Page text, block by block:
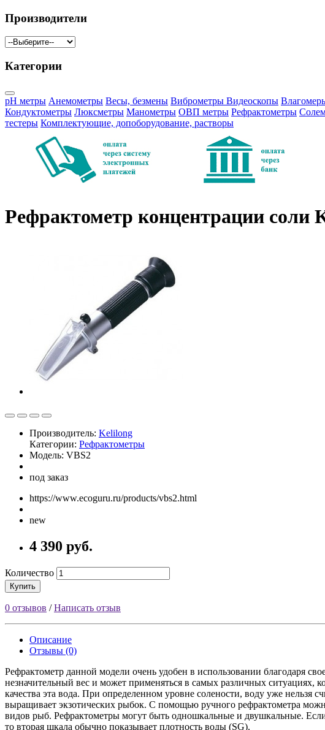
Производители
Категории
pH метры Анемометры Весы, безмены Виброметры Видеоскопы
Кондуктометры Люксметры Манометры ОВП метры Рефрактометры
тестеры Комплектующие, допоборудование, растворы
Рефрактометр концентрации соли
Производитель: Kelilong
Категории: Рефрактометры
Модель: VBS2
под заказ
https://www.ecoguru.ru/products/vbs2.html
new
4 390 руб.
Количество
Купить
0 отзывов /Написать отзыв
Описание
Отзывы (0)
Рефрактометр данной модели очень удобен в использовании благодаря
незначительный вес и может применяться в самых различных ситуациях,
качества эта вода. При определенном уровне солености, воду уже нельзя
выращивает экзотических рыбок. С помощью ручного рефрактометра
видов рыб. Рефрактометры могут быть одношкальные и двушкальные. Если
то вторая шкала обычно показывает плотность воды (SG).